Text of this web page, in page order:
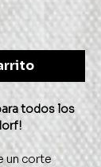
todos los
un corte